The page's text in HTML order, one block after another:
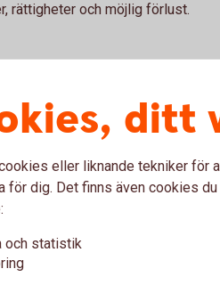
rättigheter och möjlig förlust.
Vid handel med
valutaderivat
ditt
eller liknande tekniker för
för dig. Det finns även cookies du
och statistik